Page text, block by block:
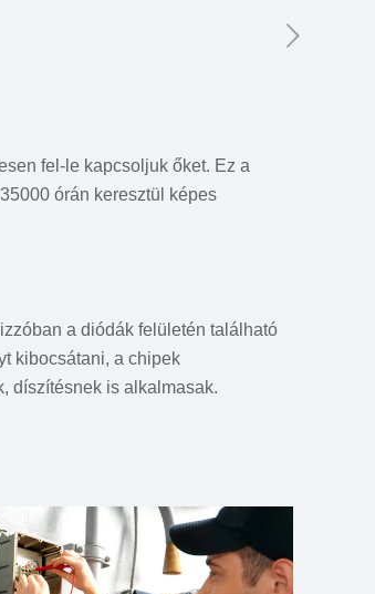
fel-le kapcsoljuk őket. Ez a
órán keresztül képes
a diódák felületén található
kibocsátani, a chipek
díszítésnek is alkalmasak.